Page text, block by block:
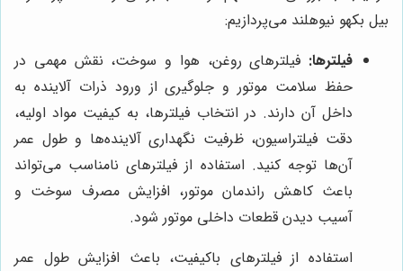
بیل بکهو نیوهلند می‌پردازیم:
فیلترها: فیلترهای روغن، هوا و سوخت، نقش مهمی در
حفظ سلامت موتور و جلوگیری از ورود ذرات آلاینده به
داخل آن دارند. در انتخاب فیلترها، به کیفیت مواد اولیه،
دقت فیلتراسیون، ظرفیت نگهداری آلاینده‌ها و طول عمر
آن‌ها توجه کنید. استفاده از فیلترهای نامناسب می‌تواند
باعث کاهش راندمان موتور، افزایش مصرف سوخت و
آسیب دیدن قطعات داخلی موتور شود.
استفاده از فیلترهای باکیفیت، باعث افزایش طول عمر